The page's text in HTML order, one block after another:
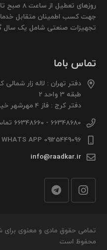
جهت کسب اطمینان متقابل
تجهیزات صنعتی شامل یک سال
تماس باما
دفتر تهران : لاله زار
طبقه 3 واحد 2
دفتر کرج : فاز 4 مهرشهر خیابان 411 شرقی پلاک 114 واحد 1
66348680 - 66348660 تماس از 8 صبح تا 6 شب
09125449096 WHATS APP
info@raadkar.ir
تمامی حقوق مادی و معنوی برای
محفوظ است